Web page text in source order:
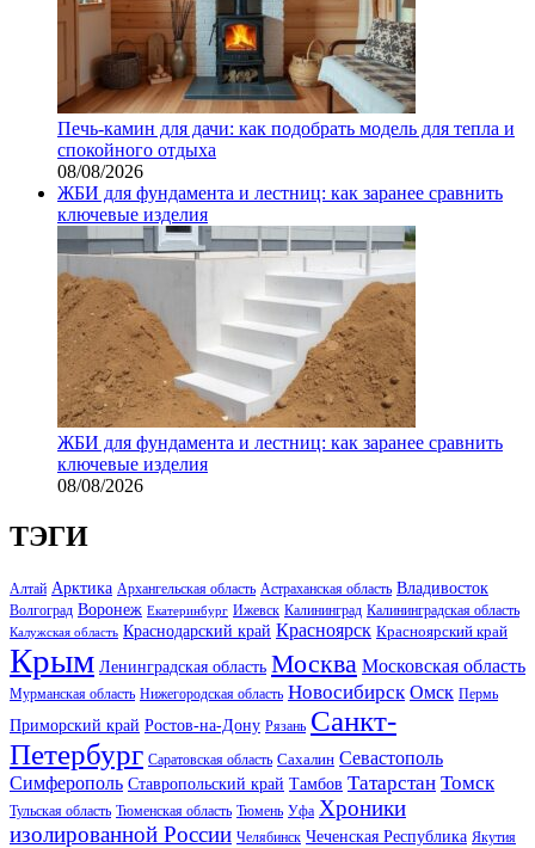
Печь-камин для дачи: как подобрать модель для тепла и
спокойного отдыха
08/08/2026
ЖБИ для фундамента и лестниц: как заранее сравнить
ключевые изделия
ЖБИ для фундамента и лестниц: как заранее сравнить
ключевые изделия
08/08/2026
ТЭГИ
Алтай Арктика Архангельская область Астраханская область Владивосток
Волгоград Воронеж Екатеринбург Ижевск Калининград Калининградская область
Калужская область Краснодарский край Красноярск Красноярский край
Крым Ленинградская область Москва Московская область
Мурманская область Нижегородская область Новосибирск Омск Пермь
Приморский край Ростов-на-Дону Рязань Санкт-
Петербург Саратовская область Сахалин Севастополь
Симферополь Ставропольский край Тамбов Татарстан Томск
Тульская область Тюменская область Тюмень Уфа Хроники
изолированной России Челябинск Чеченская Республика Якутия